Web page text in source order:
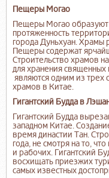
Пещеры Могао
Пещеры Могао образуют
протяженность
города Дуньхуан.
Пещеры содержат
Строительство храмов
для хранения священных
являются одним из трех
храмов в Китае.
Гигантский Будда в
Гигантский Будда
западном Китае.
время династии Тан.
года, не смотря на то,
и рабочих. Гигантский
восхищать приезжих
самых известных